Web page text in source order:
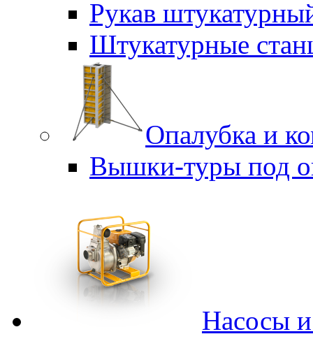
Рукав
Штукатурные
Опалубка и
Вышки-туры под
Насосы